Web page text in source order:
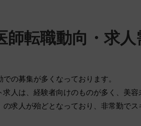
師転職動向・求人
の募集が多くなっております。
人は、経験者向けのものが多く、美
求人が殆どとなっており、非常勤で